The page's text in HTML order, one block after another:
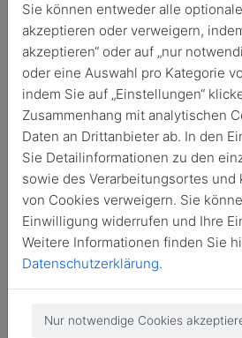
alumni@marianum-
Konradistraße 16
78476 Allensbach
Deutschland
Sie können entweder alle
akzeptieren oder verweigern,
akzeptieren“ oder auf „nur
oder eine Auswahl pro Kategorie
indem Sie auf „Einstellungen“
Zusammenhang mit analytischen
Daten an Drittanbieter ab. In den
Sie Detailinformationen zu den
sowie des Verarbeitungsortes und
von Cookies verweigern. Sie
Einwilligung widerrufen und Ihre
Weitere Informationen finden Sie
Datenschutzerklärung.
Nur notwendige Cookies